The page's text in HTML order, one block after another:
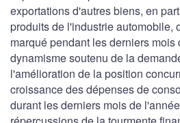
exportations d'autres biens, en
produits de l'industrie automobile,
marqué pendant les derniers mois
dynamisme soutenu de la
l'amélioration de la position
croissance des dépenses de
durant les derniers mois de